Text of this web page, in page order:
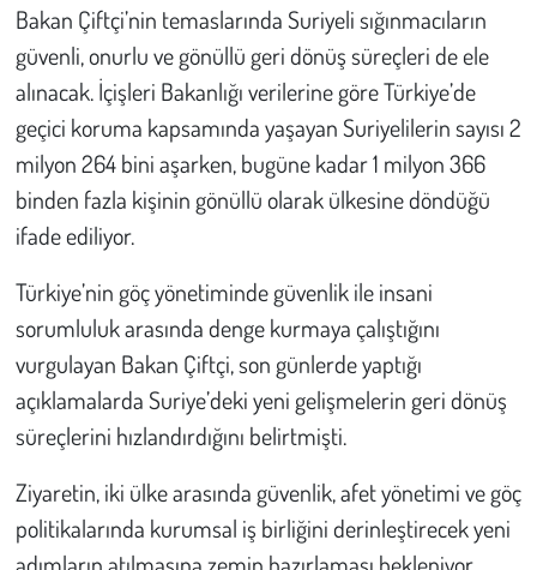
Bakan Çiftçi’nin temaslarında Suriyeli sığınmacıların
güvenli, onurlu ve gönüllü geri dönüş süreçleri de ele
alınacak. İçişleri Bakanlığı verilerine göre Türkiye’de
geçici koruma kapsamında yaşayan Suriyelilerin sayısı 2
milyon 264 bini aşarken, bugüne kadar 1 milyon 366
binden fazla kişinin gönüllü olarak ülkesine döndüğü
ifade ediliyor.
Türkiye’nin göç yönetiminde güvenlik ile insani
sorumluluk arasında denge kurmaya çalıştığını
vurgulayan Bakan Çiftçi, son günlerde yaptığı
açıklamalarda Suriye’deki yeni gelişmelerin geri dönüş
süreçlerini hızlandırdığını belirtmişti.
Ziyaretin, iki ülke arasında güvenlik, afet yönetimi ve göç
politikalarında kurumsal iş birliğini derinleştirecek yeni